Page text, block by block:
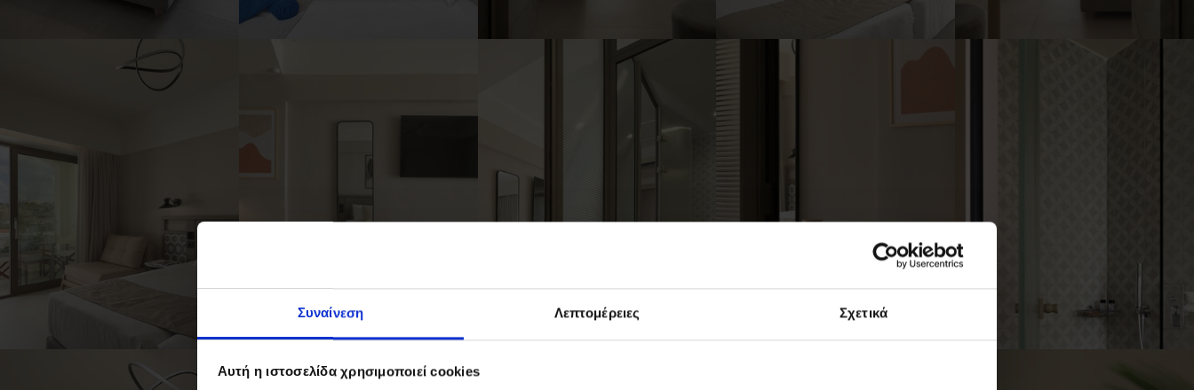
Συναίνεση Λεπτομέρειες Σχετικά
Αυτή η ιστοσελίδα χρησιμοποιεί cookies